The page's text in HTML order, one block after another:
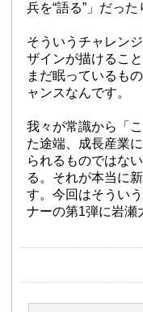
兵を“語る”」だった
そういうチャレン
ザインが描けるこ
まだ眠っているも
ャンスなんです。
我々が常識から「
た途端、成長産業
られるものではな
る。それが本当に
す。今回はそうい
ナーの第1弾に岩瀬